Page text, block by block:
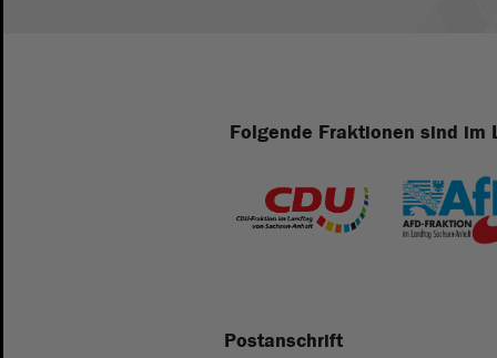
Folgende Fraktionen sind im
Postanschrift